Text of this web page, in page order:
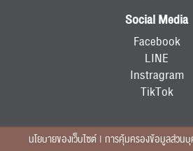
Social Media
Facebook
LINE
Instragram
TikTok
นโยบายของเว็บไซต์ | การคุ้มครองข้อมูลส่วน